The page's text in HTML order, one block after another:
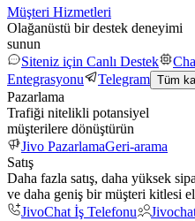
Müşteri Hizmetleri
Olağanüstü bir destek deneyimi
sunun
Siteniz için Canlı Destek
Entegrasyonu
Telegram Tüm
Pazarlama
Trafiği nitelikli potansiyel
müşterilere dönüştürün
Jivo PazarlamaGeri-arama
Satış
Daha fazla satış, daha yüksek
ve daha geniş bir müşteri kitlesi
JivoChat İş Telefonu